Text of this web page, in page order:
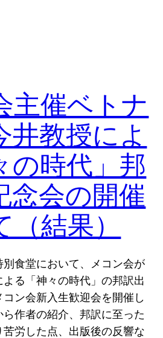
主催ベトナ
井教授によ
の時代」邦
念会の開催
結果）
別食堂において、メコン会が
る「神々の時代」の邦訳出
ン会新入生歓迎会を開催し
ら作者の紹介、邦訳に至った
労した点、出版後の反響な